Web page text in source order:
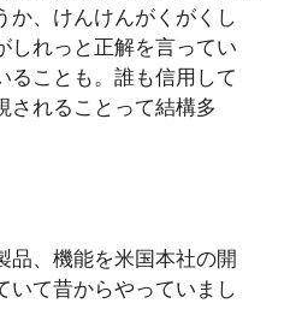
か、けんけんがくがくし
しれっと正解を言ってい
ることも。誰も信用して
されることって結構多
品、機能を米国本社の開
いて昔からやっていまし